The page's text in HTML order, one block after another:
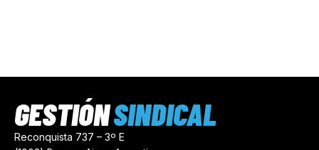
Reconquista 737 – 3º E
GESTIÓNSINDICAL